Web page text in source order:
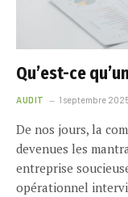
Qu’est-ce
AUDIT 1 septembre
De nos jours, la
devenues les
entreprise
opérationnel